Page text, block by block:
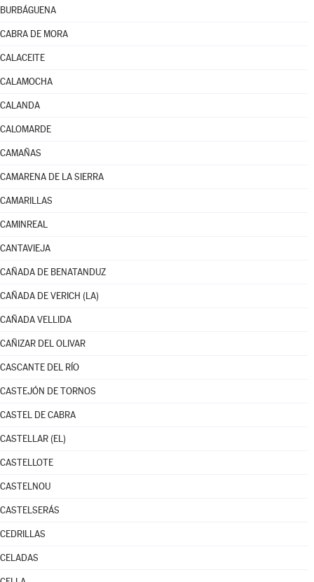
BURBÁGUENA
CABRA DE MORA
CALACEITE
CALAMOCHA
CALANDA
CALOMARDE
CAMAÑAS
CAMARENA DE LA SIERRA
CAMARILLAS
CAMINREAL
CANTAVIEJA
CAÑADA DE BENATANDUZ
CAÑADA DE VERICH (LA)
CAÑADA VELLIDA
CAÑIZAR DEL OLIVAR
CASCANTE DEL RÍO
CASTEJÓN DE TORNOS
CASTEL DE CABRA
CASTELLAR (EL)
CASTELLOTE
CASTELNOU
CASTELSERÁS
CEDRILLAS
CELADAS